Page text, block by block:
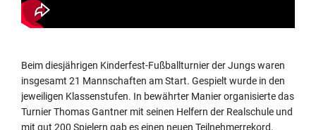
Beim diesjährigen Kinderfest-Fußballturnier der Jungs waren
insgesamt 21 Mannschaften am Start. Gespielt wurde in den
jeweiligen Klassenstufen. In bewährter Manier organisierte das
Turnier Thomas Gantner mit seinen Helfern der Realschule und
mit gut 200 Spielern gab es einen neuen Teilnehmerrekord.